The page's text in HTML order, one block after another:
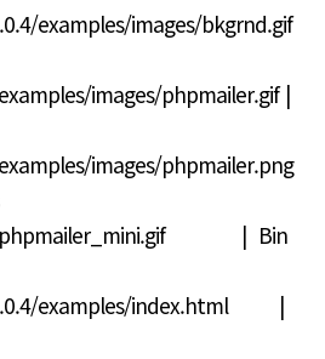
examples/images/bkgrnd.gif
images/phpmailer.gif |
images/phpmailer.png
phpmailer_mini.gif | Bin
examples/index.html |